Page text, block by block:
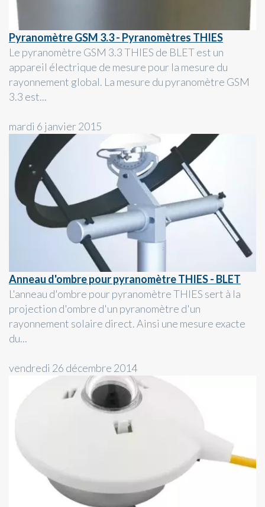
Pyranomètre GSM 3.3 - Pyranomètres THIES
Le pyranomètre GSM 3.3 THIES de BLET est un
appareil électrique de mesure pour la mesure du
rayonnement global. La mesure du pyranomètre GSM
3.3 est...
mardi 6 janvier 2015
Anneau d'ombre pour pyranomètre THIES - BLET
L'anneau d'ombre pour pyranomètre THIES sert à la
projection d'ombre d'un pyranomètre d'un
rayonnement solaire direct. Ainsi une mesure exacte
du...
vendredi 26 décembre 2014